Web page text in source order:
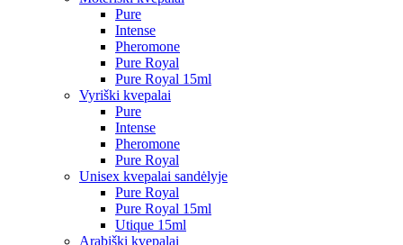
Pure
Intense
Pheromone
Pure Royal
Pure Royal 15ml
Vyriški kvepalai
Pure
Intense
Pheromone
Pure Royal
Unisex kvepalai sandėlyje
Pure Royal
Pure Royal 15ml
Utique 15ml
Arabiški kvepalai